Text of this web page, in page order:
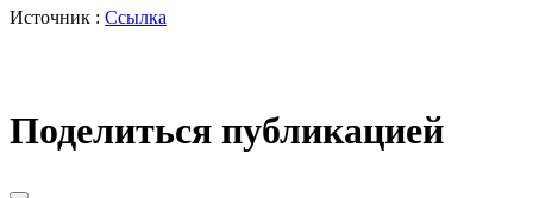
Источник : Ссылка
Поделиться публикацией